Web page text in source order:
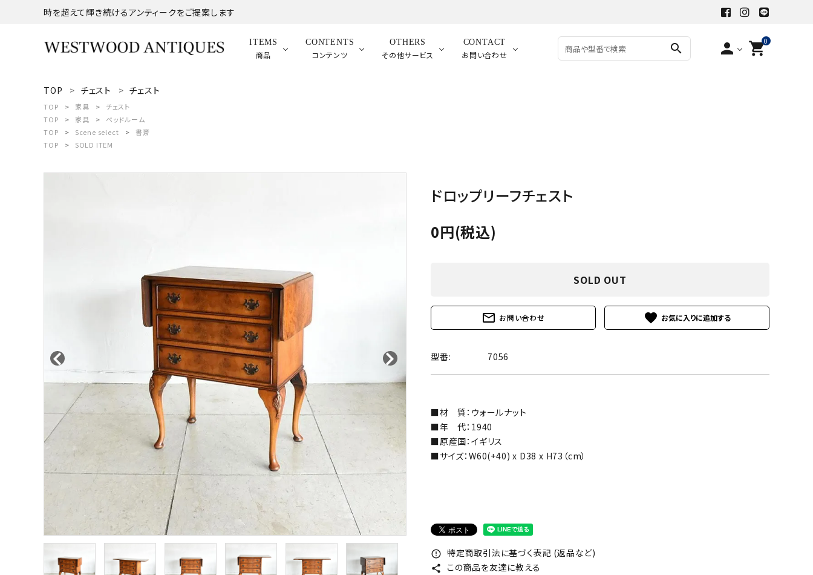
時を超えて輝き続けるアンティークをご提案します
ITEMS
商品
CONTENTS
コンテンツ
OTHERS
その他サービス
CONTACT
お問い合わせ search person 0
shopping_cart
search
ACCOUNT MENU
ようこそ ゲスト 様
特定商取引法について
TOP チェスト チェスト
TOP 家具
チェスト
TOP
家具
ベッドルーム
TOP
Scene select
書斎
TOP
SOLD ITEM
ドロップリーフチェスト
0円(税込)
SOLD OUT
mail_outline お問い合わせ favorite
型番: 7056
■材 質：ウォールナット
■年 代：1940
■原産国：イギリス
■サイズ：W60(+40) x D38 x H73（cm）
error_outline 特定商取引法に基づく表記 (返品など)
share この商品を友達に教える